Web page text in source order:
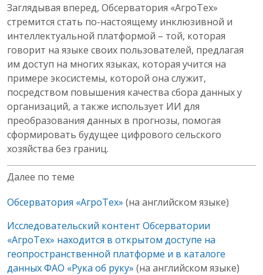
Заглядывая вперед, Обсерватория «АгроТех»
стремится стать по-настоящему инклюзивной и
интеллектуальной платформой – той, которая
говорит на языке своих пользователей, предлагая
им доступ на многих языках, которая учится на
примере экосистемы, которой она служит,
посредством повышения качества сбора данных у
организаций, а также использует ИИ для
преобразования данных в прогнозы, помогая
сформировать будущее цифрового сельского
хозяйства без границ.
Далее по теме
Обсерватория «АгроТех» (на английском языке)
Исследовательский контент Обсерватории
«АгроТех» находится в открытом доступе на
геопространственной платформе и в каталоге
данных ФАО «Рука об руку» (на английском языке)